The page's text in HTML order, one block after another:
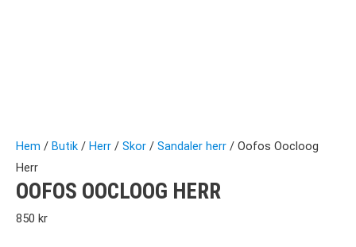
Hem / Butik / Herr / Skor / Sandaler herr / Oofos Oocloog
Herr
OOFOS OOCLOOG HERR
850 kr